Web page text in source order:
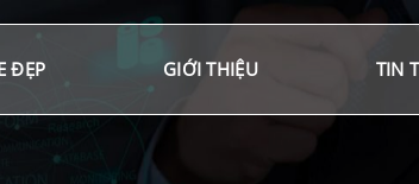
ĐẸP GIỚI THIỆU TIN